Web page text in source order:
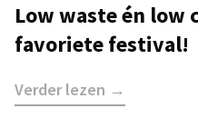
Low waste én low
favoriete festival!
Verder lezen →